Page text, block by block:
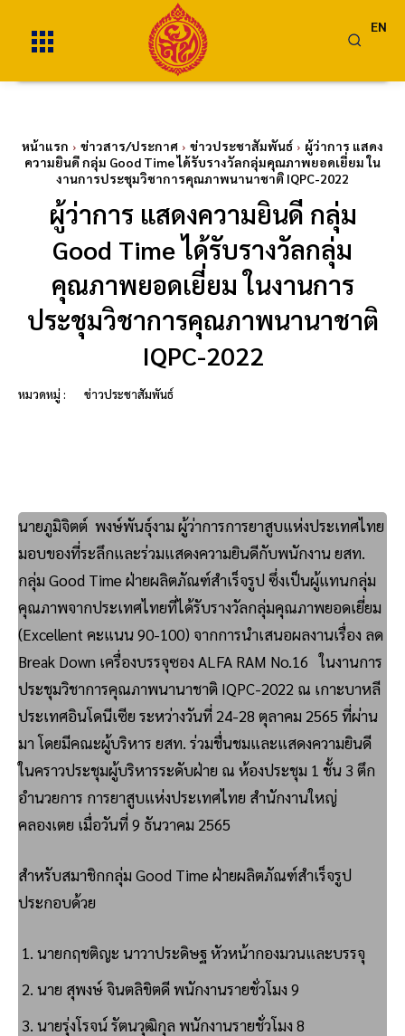
EN
หน้าแรก ข่าวสาร/ประกาศ ข่าวประชาสัมพันธ์
ผู้ว่าการ แสดง
ความยินดี กลุ่ม Good Time ได้รับรางวัลกลุ่มคุณภาพยอดเยี่ยม ใน
งานการประชุมวิชาการคุณภาพนานาชาติ IQPC-2022
ผู้ว่าการ แสดงความยินดี กลุ่ม
Good Time ได้รับรางวัลกลุ่ม
คุณภาพยอดเยี่ยม ในงานการ
ประชุมวิชาการคุณภาพนานาชาติ
IQPC-2022
หมวดหมู่ : ข่าวประชาสัมพันธ์
นายภูมิจิตต์ พงษ์พันธุ์งาม ผู้ว่าการการยาสูบแห่งประเทศไทย
มอบของที่ระลึกและร่วมแสดงความยินดีกับพนักงาน ยสท.
กลุ่ม Good Time ฝ่ายผลิตภัณฑ์สำเร็จรูป ซึ่งเป็นผู้แทนกลุ่ม
คุณภาพจากประเทศไทยที่ได้รับรางวัลกลุ่มคุณภาพยอดเยี่ยม
(Excellent คะแนน 90-100) จากการนำเสนอผลงานเรื่อง ลด
Break Down เครื่องบรรจุซอง ALFA RAM No.16 ในงานการ
ประชุมวิชาการคุณภาพนานาชาติ IQPC-2022 ณ เกาะบาหลี
ประเทศอินโดนีเซีย ระหว่างวันที่ 24-28 ตุลาคม 2565 ที่ผ่าน
มา โดยมีคณะผู้บริหาร ยสท. ร่วมชื่นชมและแสดงความยินดี
ในคราวประชุมผู้บริหารระดับฝ่าย ณ ห้องประชุม 1 ชั้น 3 ตึก
อำนวยการ การยาสูบแห่งประเทศไทย สำนักงานใหญ่
คลองเตย เมื่อวันที่ 9 ธันวาคม 2565
สำหรับสมาชิกกลุ่ม Good Time ฝ่ายผลิตภัณฑ์สำเร็จรูป
ประกอบด้วย
นายกฤชติญะ นาวาประดิษฐ หัวหน้ากองมวนและบรรจุ
นาย สุพงษ์ จินตลิขิตดี พนักงานรายชั่วโมง 9
นายรุ่งโรจน์ รัตนวุฒิกุล พนักงานรายชั่วโมง 8